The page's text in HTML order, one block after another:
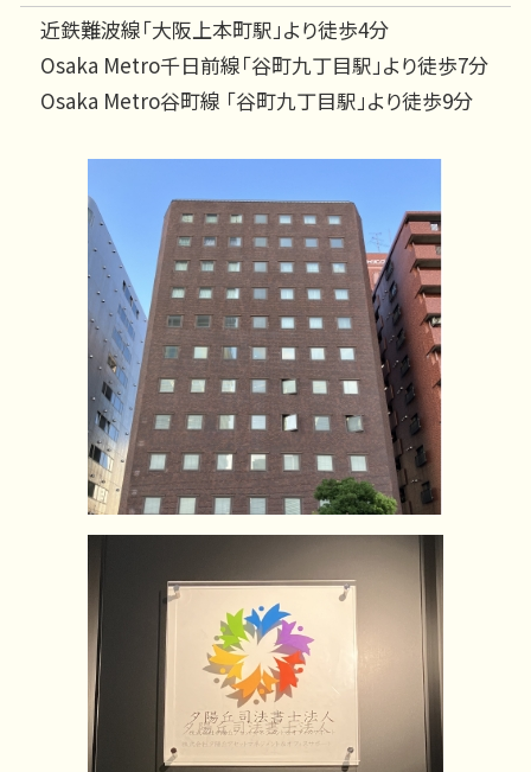
近鉄難波線「大阪上本町駅」より徒歩4分
Osaka Metro千日前線「谷町九丁目駅」より徒歩7分
Osaka Metro谷町線 「谷町九丁目駅」より徒歩9分